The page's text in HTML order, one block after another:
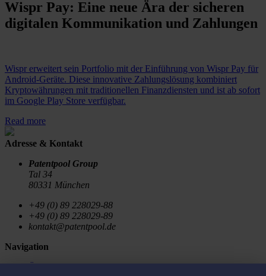
Wispr Pay: Eine neue Ära der sicheren
digitalen Kommunikation und Zahlungen
Wispr erweitert sein Portfolio mit der Einführung von Wispr Pay für
Android-Geräte. Diese innovative Zahlungslösung kombiniert
Kryptowährungen mit traditionellen Finanzdiensten und ist ab sofort
im Google Play Store verfügbar.
Read more
Adresse & Kontakt
Patentpool Group
Tal 34
80331 München
+49 (0) 89 228029-88
+49 (0) 89 228029-89
kontakt@patentpool.de
Navigation